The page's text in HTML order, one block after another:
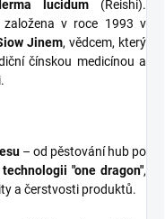
lucidum (Reishi).
založena v roce 1993 v
Jinem, vědcem, který
čínskou medicínou a
– od pěstování hub po
technologii "one dragon",
a čerstvosti produktů.